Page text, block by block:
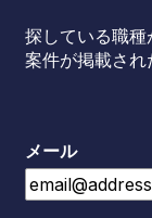
探している職
案件が掲載され
メール